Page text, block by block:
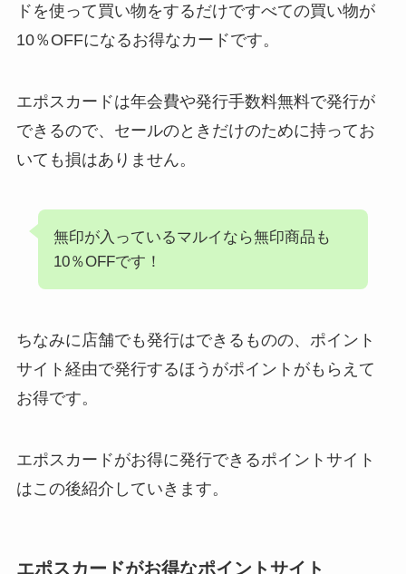
ドを使って買い物をするだけですべての買い物が
10％OFFになるお得なカードです。
エポスカードは年会費や発行手数料無料で発行が
できるので、セールのときだけのために持ってお
いても損はありません。
無印が入っているマルイなら無印商品も
10％OFFです！
ちなみに店舗でも発行はできるものの、ポイント
サイト経由で発行するほうがポイントがもらえて
お得です。
エポスカードがお得に発行できるポイントサイト
はこの後紹介していきます。
エポスカードがお得なポイントサイト